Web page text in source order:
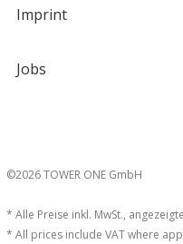
Imprint
Jobs
©2026 TOWER ONE GmbH
* Alle Preise inkl. MwSt.,
* All prices include VAT where